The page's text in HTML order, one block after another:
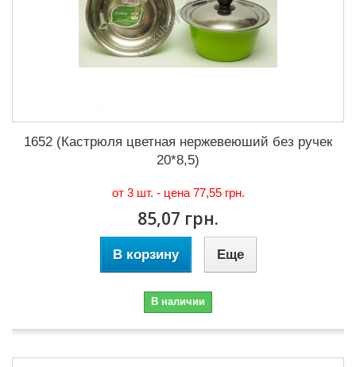
1652 (Кастрюля цветная нержевеюший без ручек
20*8,5)
от 3 шт. - цена 77,55 грн.
85,07 грн.
В корзину Еще
В наличии